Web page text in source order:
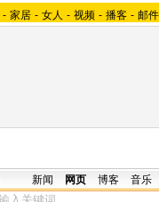
- 家居 - 女人 - 视频 - 播客 - 邮件
新闻 网页 博客 音乐